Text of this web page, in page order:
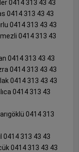
0414 313 43 43
0414 313 43 43
0414 313 43 43
0414 313 43
0414 313 43 43
0414 313 43 43
0414 313 43 43
0414 313 43
0414 313
0414 313 43 43
0414 313 43 43